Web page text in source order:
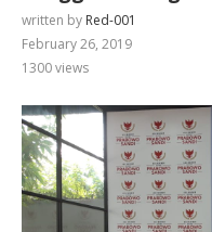
written by Red-001
February 26, 2019
1300views